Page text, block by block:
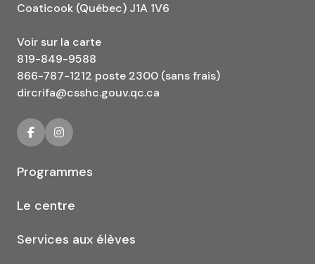
Coaticook (Québec) J1A 1V6
Voir sur la carte
819-849-9588
866-787-1212 poste 2300 (sans frais)
dircrifa@csshc.gouv.qc.ca
Programmes
Le centre
Services aux élèves